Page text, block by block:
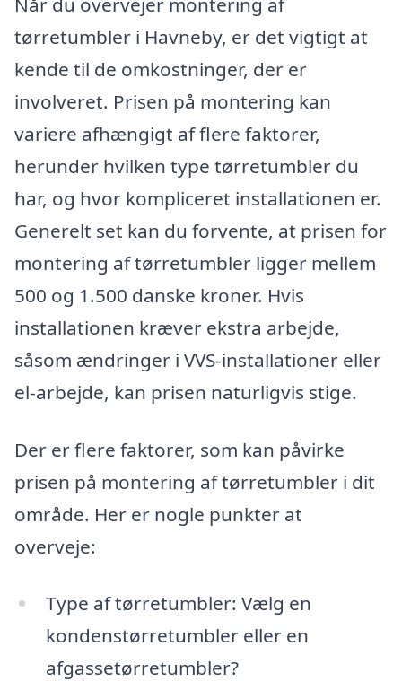
tørretumbler i Havneby, er det vigtigt at
kende til de omkostninger, der er
involveret. Prisen på montering kan
variere afhængigt af flere faktorer,
herunder hvilken type tørretumbler du
har, og hvor kompliceret installationen er.
Generelt set kan du forvente, at prisen for
montering af tørretumbler ligger mellem
500 og 1.500 danske kroner. Hvis
installationen kræver ekstra arbejde,
såsom ændringer i VVS-installationer eller
el-arbejde, kan prisen naturligvis stige.
Der er flere faktorer, som kan påvirke
prisen på montering af tørretumbler i dit
område. Her er nogle punkter at
overveje:
Type af tørretumbler: Vælg en
kondenstørretumbler eller en
afgassetørretumbler?